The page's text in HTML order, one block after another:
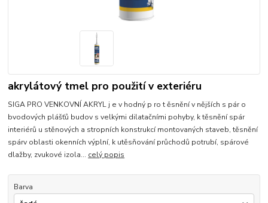
akrylátový tmel pro použití v exteriéru
SIGA PRO VENKOVNÍ AKRYL j e v hodný p ro t ěsnění v nějších s pár o
bvodových plášťů budov s velkými dilatačními pohyby, k těsnění spár
interiérů u stěnových a stropních konstrukcí montovaných staveb, těsnění
spárv oblasti okenních výplní, k utěsňování průchodů potrubí, spárové
dlažby, zvukové izola... celý popis
Barva